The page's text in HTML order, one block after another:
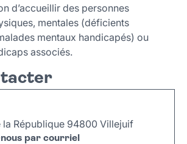
d’accueillir des personnes
mentales (déficients
mentaux handicapés) ou
associés.
la République 94800 Villejuif
par courriel